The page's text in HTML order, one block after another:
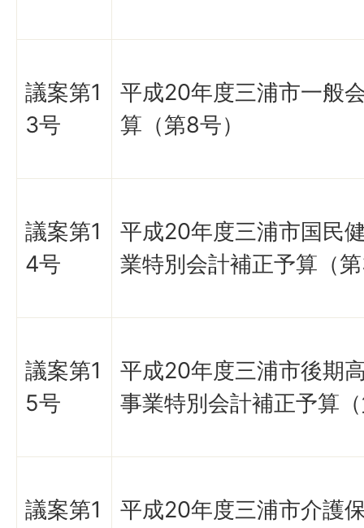
議案第1
3号
平成20年度三浦市一般
算（第8号）
議案第1
4号
平成20年度三浦市国民
業特別会計補正予算（
議案第1
5号
平成20年度三浦市後期
事業特別会計補正予算
議案第1
平成20年度三浦市介護